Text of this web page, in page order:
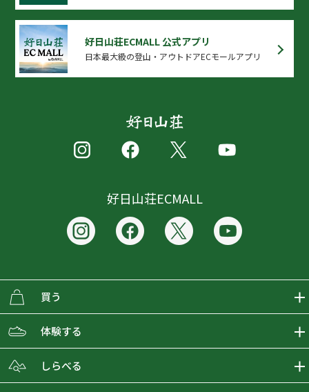
好日山荘ECMALL 公式アプリ
日本最大級の登山・アウトドアECモールアプリ
好日山荘ECMALL
買う
ECMALLの商品をさがす
取り扱いブランド一覧
体験する
おとな女子登山部
しらべる